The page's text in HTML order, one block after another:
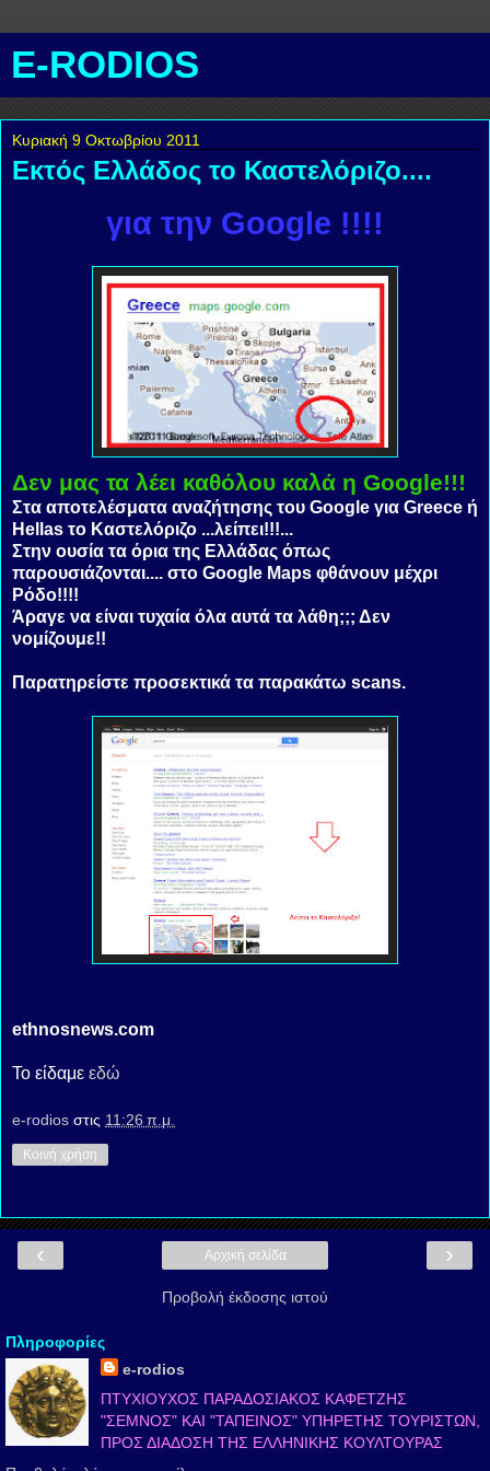
E-RODIOS
Κυριακή 9 Οκτωβρίου 2011
Εκτός Ελλάδος το Καστελόριζο....
για την Google !!!!
Δεν μας τα λέει καθόλου καλά η Google!!!
Στα αποτελέσματα αναζήτησης του Google για Greece ή
Hellas το Καστελόριζο ...λείπει!!!...
Στην ουσία τα όρια της Ελλάδας όπως
παρουσιάζονται.... στο Google Maps φθάνουν μέχρι
Ρόδο!!!!
Άραγε να είναι τυχαία όλα αυτά τα λάθη;;; Δεν
νομίζουμε!!
Παρατηρείστε προσεκτικά τα παρακάτω scans.
ethnosnews.com
Το είδαμε εδώ
e-rodios στις 11:26 π.μ.
Κοινή χρήση
‹ ›
Αρχική σελίδα
Προβολή έκδοσης ιστού
Πληροφορίες
e-rodios
ΠΤΥΧΙΟΥΧΟΣ ΠΑΡΑΔΟΣΙΑΚΟΣ ΚΑΦΕΤΖΗΣ
"ΣΕΜΝΟΣ" ΚΑΙ "ΤΑΠΕΙΝΟΣ" ΥΠΗΡΕΤΗΣ ΤΟΥΡΙΣΤΩΝ,
ΠΡΟΣ ΔΙΑΔΟΣΗ ΤΗΣ ΕΛΛΗΝΙΚΗΣ ΚΟΥΛΤΟΥΡΑΣ